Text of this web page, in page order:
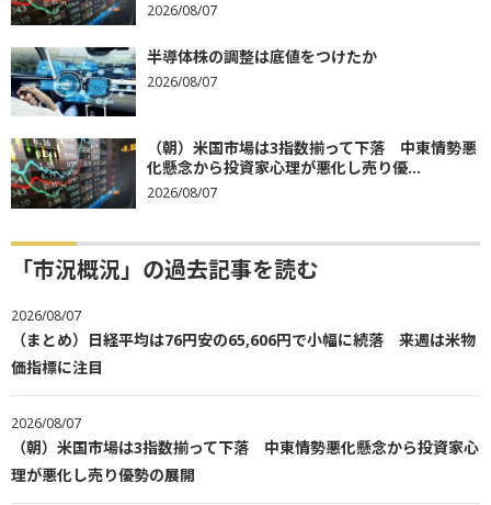
2026/08/07
半導体株の調整は底値をつけたか
2026/08/07
（朝）米国市場は3指数揃って下落 中東情勢悪
化懸念から投資家心理が悪化し売り優...
2026/08/07
「市況概況」の過去記事を読む
2026/08/07
（まとめ）日経平均は76円安の65,606円で小幅に続落 来週は米物
価指標に注目
2026/08/07
（朝）米国市場は3指数揃って下落 中東情勢悪化懸念から投資家心
理が悪化し売り優勢の展開